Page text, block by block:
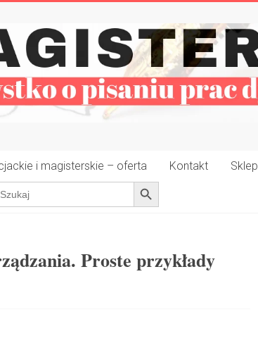
i magisterskie – oferta Kontakt Sklep
Search Button
Proste przykłady